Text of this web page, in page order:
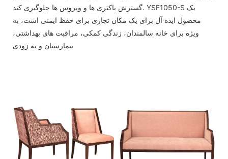
گسترش باکتری ها و ویروس ها جلوگیری کند. YSF1050-S یک
محصول ایده آل برای یک مکان تجاری برای حفظ ایمنی است، به
ویژه برای خانه سالمندان، زندگی کمکی، مراقبت های بهداشتی،